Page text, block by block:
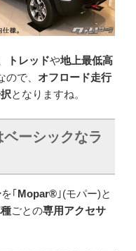
トレッドや地上最低高
ので、 オフロード走行
となりますね。
ーシックなラ
を｢Mopar® ｣(モパー)と
ごとの専用アクセサ